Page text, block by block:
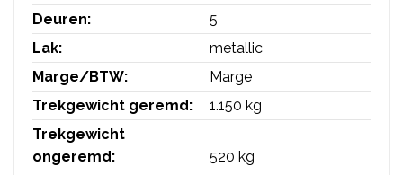
Deuren:
5
Lak:
metallic
Marge/BTW:
Marge
Trekgewicht geremd:
1.150 kg
Trekgewicht
ongeremd:
520 kg